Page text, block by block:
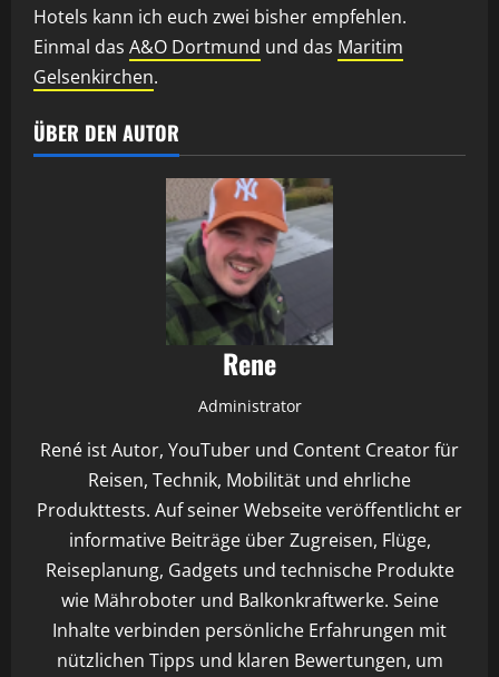
Hotels kann ich euch zwei bisher empfehlen.
Einmal das A&O Dortmund und das Maritim
Gelsenkirchen.
ÜBER DEN AUTOR
Rene
Administrator
René ist Autor, YouTuber und Content Creator für
Reisen, Technik, Mobilität und ehrliche
Produkttests. Auf seiner Webseite veröffentlicht er
informative Beiträge über Zugreisen, Flüge,
Reiseplanung, Gadgets und technische Produkte
wie Mähroboter und Balkonkraftwerke. Seine
Inhalte verbinden persönliche Erfahrungen mit
nützlichen Tipps und klaren Bewertungen, um